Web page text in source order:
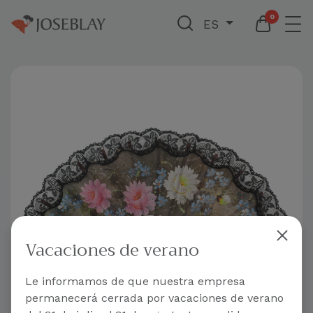
ES
0
Vacaciones de verano
Le informamos de que nuestra empresa
permanecerá cerrada por vacaciones de verano